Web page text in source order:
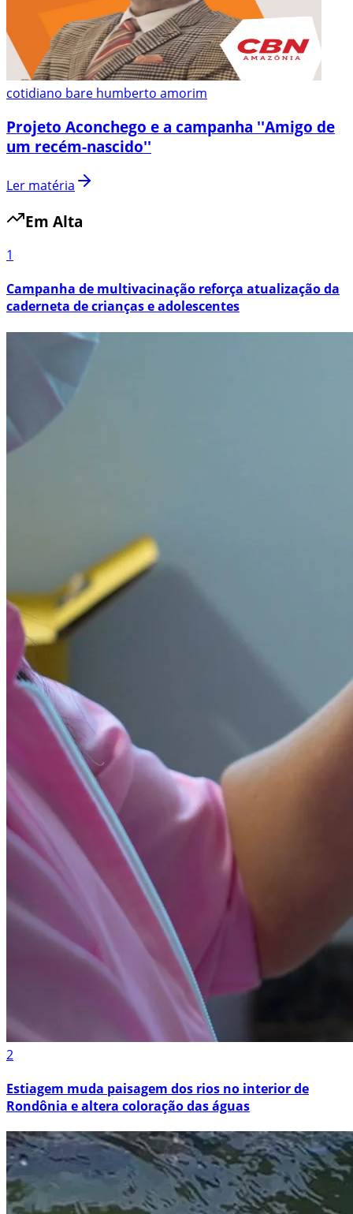
cotidiano bare humberto amorim
Projeto Aconchego e a campanha ''Amigo de
um recém-nascido''
Ler matéria
Em Alta
1
Campanha de multivacinação reforça atualização da
caderneta de crianças e adolescentes
2
Estiagem muda paisagem dos rios no interior de
Rondônia e altera coloração das águas